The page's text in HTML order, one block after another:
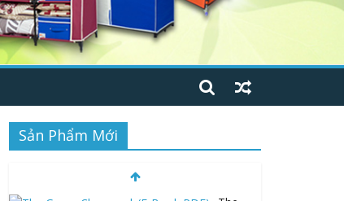
Sản Phẩm Mới